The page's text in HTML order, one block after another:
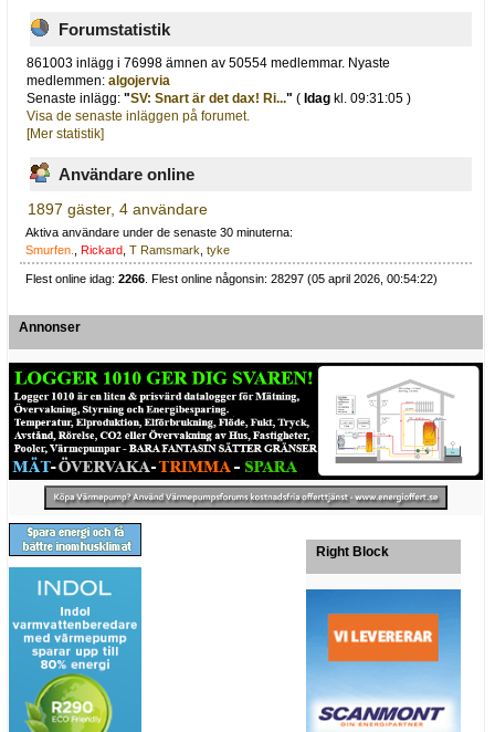
Forumstatistik
861003 inlägg i 76998 ämnen av 50554 medlemmar. Nyaste
medlemmen:algojervia
Senaste inlägg:"SV: Snart är det dax! Ri..." ( Idag kl. 09:31:05 )
Visa de senaste inläggen på forumet.
[Mer statistik]
Användare online
1897 gäster, 4 användare
Aktiva användare under de senaste 30 minuterna:
Smurfen., Rickard,T Ramsmark,tyke
Flest online idag:2266 . Flest online någonsin: 28297 (05 april 2026, 00:54:22)
Annonser
Right Block